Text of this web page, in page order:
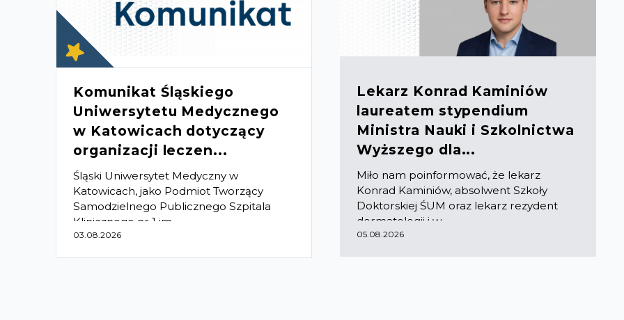
Komunikat Śląskiego
Uniwersytetu Medycznego
w Katowicach dotyczący
organizacji leczen...
Śląski Uniwersytet Medyczny w
Katowicach, jako Podmiot Tworzący
Samodzielnego Publicznego Szpitala
Klinicznego nr 1 im....
03.08.2026
Lekarz Konrad Kaminiów
laureatem stypendium
Ministra Nauki i Szkolnictwa
Wyższego dla...
Miło nam poinformować, że lekarz
Konrad Kaminiów, absolwent Szkoły
Doktorskiej ŚUM oraz lekarz rezydent
dermatologii i w...
05.08.2026